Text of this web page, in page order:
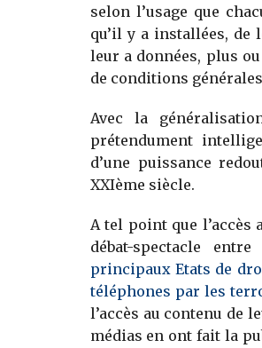
selon l’usage que
qu’il y a installées, de
leur a données, plus
de conditions
Avec la
prétendument
d’une puissance
XXIème siècle.
A tel point que l’accès
débat-spectacle
principaux Etats de
téléphones par les
l’accès au contenu de
médias en ont fait la